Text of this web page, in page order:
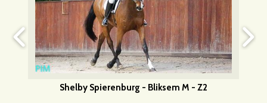
Shelby Spierenburg - Bliksem M - Z2